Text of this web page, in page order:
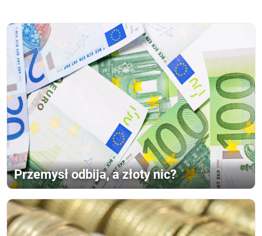
Przemysł odbija, a złoty nic?